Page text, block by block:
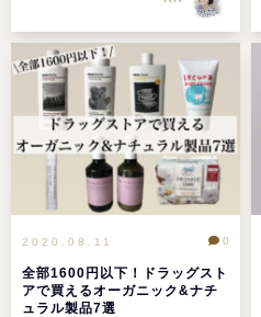
2020.08.11
全部1600円以下！ドラッグスト
アで買えるオーガニック&ナチ
ュラル製品7選
0